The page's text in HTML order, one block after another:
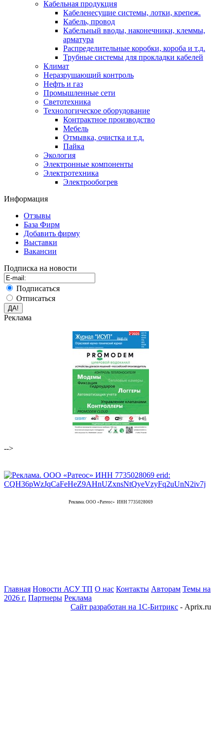
Кабельная продукция
Кабеленесущие системы, лотки, крепеж.
Кабель, провод
Кабельный вводы, наконечники, клеммы,
арматура
Распределительные коробки, короба и т.д.
Трубные системы для прокладки кабелей
Климат
Неразрушающий контроль
Нефть и газ
Промышленные сети
Светотехника
Технологическое оборудование
Контрактное производство
Мебель
Отмывка, очистка и т.д.
Пайка
Экология
Электронные компоненты
Электротехника
Электрообогрев
Информация
Отзывы
База Фирм
Добавить фирму
Выставки
Вакансии
Подписка на новости
Подписаться
Отписаться
Реклама
-->
Реклама. ООО «Ратеос» ИНН 7735028069
Главная Новости АСУ ТП О нас Контакты Авторам Темы на
2026 г. Партнеры Реклама
Сайт разработан на 1С-Битрикс - Aprix.ru